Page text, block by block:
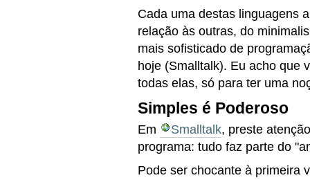
Cada uma destas linguagens
relação às outras, do
mais sofisticado de
hoje (Smalltalk). Eu acho que
todas elas, só para ter uma
Simples é Poderoso
Em Smalltalk, preste
programa: tudo faz parte do
Pode ser chocante à primeira